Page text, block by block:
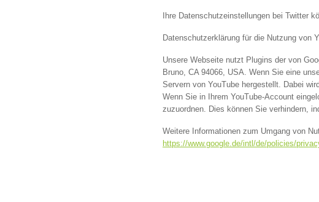
Ihre Datenschutzeinstellungen bei Twitter
Datenschutzerklärung für die Nutzung von
Unsere Webseite nutzt Plugins der von
Bruno, CA 94066, USA. Wenn Sie eine
Servern von YouTube hergestellt. Dabei
Wenn Sie in Ihrem YouTube-Account
zuzuordnen. Dies können Sie verhindern,
Weitere Informationen zum Umgang von
https://www.google.de/intl/de/policies/